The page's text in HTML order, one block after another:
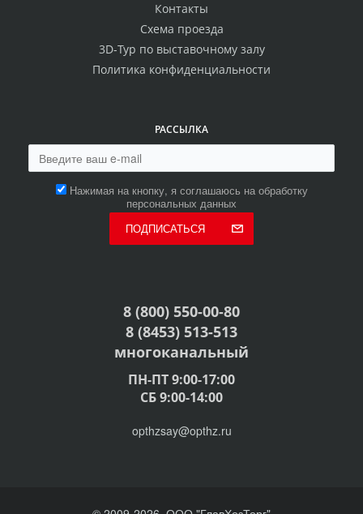
Контакты
Схема проезда
3D-Тур по выставочному залу
Политика конфиденциальности
РАССЫЛКА
Нажимая на кнопку, я соглашаюсь на обработку
персональных данных
ПОДПИСАТЬСЯ
8 (800) 550-00-80
8 (8453) 513-513
многоканальный
ПН-ПТ 9:00-17:00
СБ 9:00-14:00
opthzsay@opthz.ru